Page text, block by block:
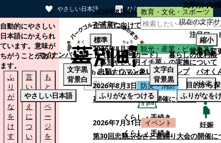
やさしい日本語 ひらがなをつける
本文へスキップする
自動的にやさしい
日本語にかえられ
ています。意味が
ちがうことがあり
ます。
ふ
り
が
な
を
け
す
言
い
替
え
に
つ
い
も
と
の
ペ
ー
ジ
を
検索
くらし・手続き
くらし・手続き
2026年8月4日 教育・文化・スポーツ
企画展に向けて：安東ウメ子さんとの思
2026年8月3日 観光・産業・ビジネス
「幕別やさい月イチ菜」の実施について
2026年8月3日 防災・消防
幕別町防災フェアの開催について
2026年7月31日 イベント
第30回忠類ふるさと盆踊り大会の開催に
サイト内
注目ワー
マイナンバーカード（個人番号カード）
暮らしの便利帳
忠類ナウマン象LINEスタンプ
パオく
目的から
妊娠
文字サイズ
現在の文字
標準
縮小
背景色変
文字黒
背景白
文字白
背景黒
やさしい日本語
ふりがなをつける ふりがなを